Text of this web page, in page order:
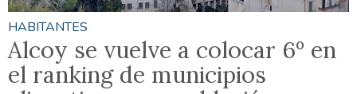
HABITANTES
Alcoy se vuelve a colocar 6º en
el ranking de municipios